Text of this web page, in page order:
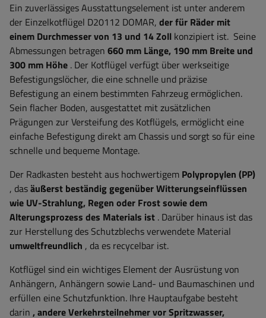
Ein zuverlässiges Ausstattungselement ist unter anderem
der Einzelkotflügel D20112 DOMAR, der für Räder mit
einem Durchmesser von 13 und 14 Zoll konzipiert ist. Seine
Abmessungen betragen 660 mm Länge, 190 mm Breite und
300 mm Höhe . Der Kotflügel verfügt über werkseitige
Befestigungslöcher, die eine schnelle und präzise
Befestigung an einem bestimmten Fahrzeug ermöglichen.
Sein flacher Boden, ausgestattet mit zusätzlichen
Prägungen zur Versteifung des Kotflügels, ermöglicht eine
einfache Befestigung direkt am Chassis und sorgt so für eine
schnelle und bequeme Montage.
Der Radkasten besteht aus hochwertigem Polypropylen (PP)
, dasäußerst beständig gegenüber Witterungseinflüssen
wie UV-Strahlung, Regen oder Frost sowie dem
Alterungsprozess des Materials ist . Darüber hinaus ist das
zur Herstellung des Schutzblechs verwendete Material
umweltfreundlich , da es recycelbar ist.
Kotflügel sind ein wichtiges Element der Ausrüstung von
Anhängern, Anhängern sowie Land- und Baumaschinen und
erfüllen eine Schutzfunktion. Ihre Hauptaufgabe besteht
darin , andere Verkehrsteilnehmer vor Spritzwasser,